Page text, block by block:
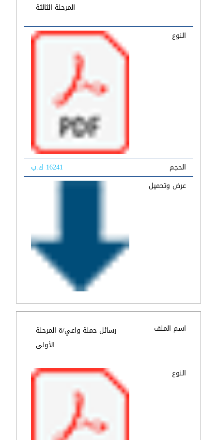
المرحلة الثالثة
النوع
الحجم
16241 ك.ب
عرض وتحميل
اسم الملف
رسائل حملة واعي/ة المرحلة
الأولى
النوع